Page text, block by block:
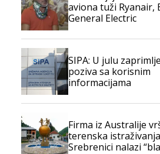
aviona tuži Ryanair,
General Electric
SIPA: U julu
poziva sa korisnim
informacijama
Firma iz Australije
terenska
Srebrenici nalazi